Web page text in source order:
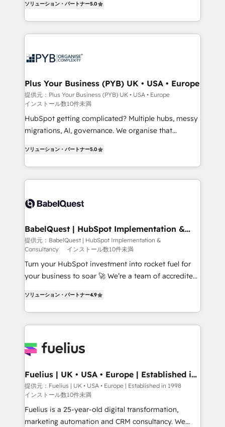
nurturing sequences. - Cross-hub setup across
Marketing, Sales, Operations, and Service Hubs. -
Ongoing optimization, managed support, and
powerful growth engine. Built to convert, scale, and
paid media, content marketing, AEO and GEO (AI
search optimisation), and HubSpot Content Hub and
WordPress development. We work with enterprise
professional services, financial services and
Town, Dubai & London. 500+ HubSpot CRM
implementations delivered. AI visibility coverage
across ChatGPT, Claude, Perplexity, Gemini and
Google AI Overviews. HubSpot Impact Award -
Customer First HubSpot Impact Award - Integrations
Migration Excellence HubSpot Impact Award -
Platform Excellence 40+ full-time HubSpot
professionals. 100s of certifications and
ソリューション・パートナー5.0
Plus Your Business (PYB) UK • USA • Europe
提供元：Plus Your Business (PYB) UK • USA • Europe
インストール数10件未満
HubSpot getting complicated? Multiple hubs, messy
migrations, AI, governance. We organise that
Welcome to our Profile! We help with: • CRM
implementation, reports, workflows, and team
training • CRM migration from Salesforce, Pipedrive,
custom API integrations • AI governance for
Boutique 'Elite' team of 12 • 150+ clients across Sales
Hub, Marketing Hub, Service Hub, Data Hub and
CMS • ISO/IEC 27001:2022, ISO 9001:2015, and ISO
42001:2023 certified - the AI management standard •
GuardHub: our AI governance framework, built on
'𝗖𝗼𝗻𝘁𝗮𝗰𝘁 𝗯𝘂𝘀𝗶𝗻𝗲𝘀𝘀' button to get in touch (𝘸𝘦'𝘳𝘦
𝘴𝘶𝘱𝘦𝘳 𝘳𝘦𝘴𝘱𝘰𝘯𝘴𝘪𝘷𝘦)
ソリューション・パートナー5.0
BabelQuest | HubSpot Implementation &
Consultancy
提供元：BabelQuest | HubSpot Implementation &
Consultancy
インストール数10件未満
Turn your HubSpot investment into rocket fuel for
your business to soar 🚀 We’re a team of accredited
implement the platform into complex business
environments, optimise what you've got and make
sure you can actually use it, build your website in
for you and execute it on HubSpot. We are on the
framework, meaning we've been accredited by
HubSpot and vetted by the CCS, which means we
can support public sector companies as well the
other ones listed in our profile. Our services: -
HubSpot implementation - HubSpot CMS website
ソリューション・パートナー4.9
Fuelius | UK • USA • Europe | Established in
1998
提供元：Fuelius | UK • USA • Europe | Established in 1998
インストール数10件未満
Fuelius is a 25-year-old digital transformation,
marketing automation and CRM consultancy. We